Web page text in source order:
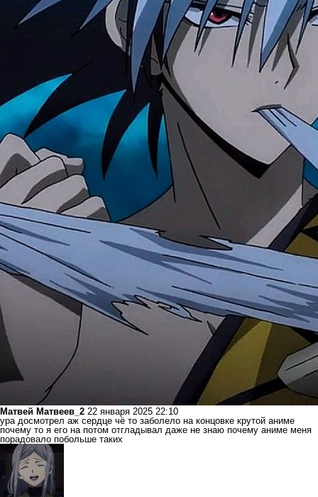
Матвей Матвеев_2 22 января 2025 22:10
ура досмотрел аж сердце чё то заболело на концовке крутой аниме
почему то я его на потом отгладывал даже не знаю почему аниме меня
порадовало побольше таких